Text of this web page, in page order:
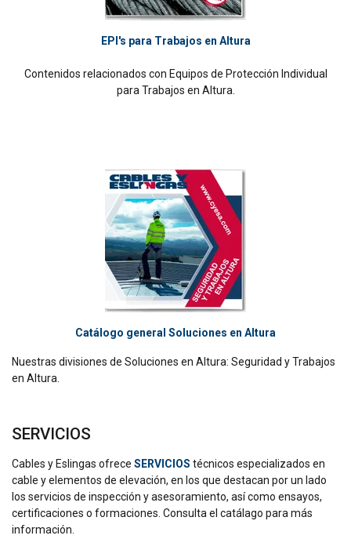
EPI's para Trabajos en Altura
Contenidos relacionados con Equipos de Protección Individual
para Trabajos en Altura.
Catálogo general Soluciones en Altura
Nuestras divisiones de Soluciones en Altura: Seguridad y Trabajos
en Altura.
SERVICIOS
Cables y Eslingas ofrece SERVICIOS técnicos especializados en
cable y elementos de elevación, en los que destacan por un lado
los servicios de inspección y asesoramiento, así como ensayos,
certificaciones o formaciones. Consulta el catálago para más
información.